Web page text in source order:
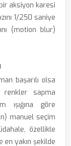
aksiyon karesi
1/250 saniye
(motion blur)
başarılı olsa
renkler sapma
ışığına göre
manuel seçim
özellikle
yakın şekilde